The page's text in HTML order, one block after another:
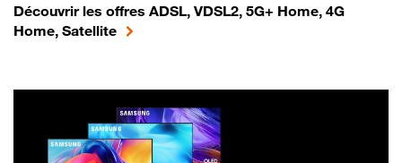
Découvrir les offres ADSL, VDSL2, 5G+ Home, 4G
Home, Satellite